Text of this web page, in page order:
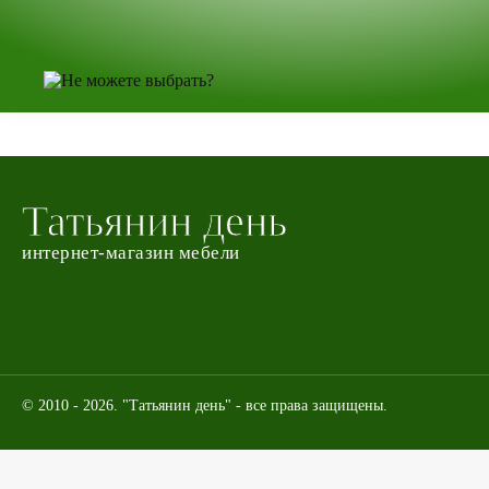
Татьянин день
интернет-магазин мебели
© 2010 - 2026. "Татьянин день" - все права защищены.